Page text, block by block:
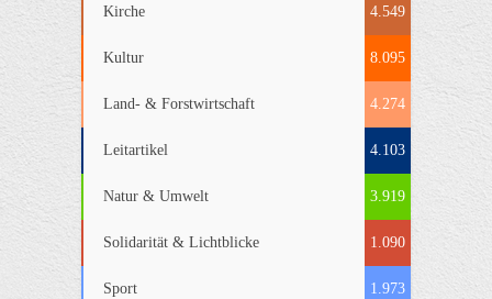
Kirche 4.549
Kultur 8.095
Land- & Forstwirtschaft 4.274
Leitartikel 4.103
Natur & Umwelt 3.919
Solidarität & Lichtblicke 1.090
Sport 1.973